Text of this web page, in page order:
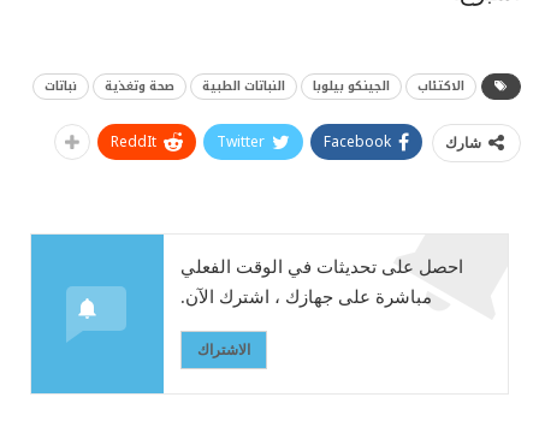
الاكتئاب الجينكو بيلوبا النباتات الطبية صحة وتغذية نباتات
شارك Facebook
Twitter
ReddIt
احصل على تحديثات في الوقت الفعلي
مباشرة على جهازك ، اشترك الآن.
الاشتراك